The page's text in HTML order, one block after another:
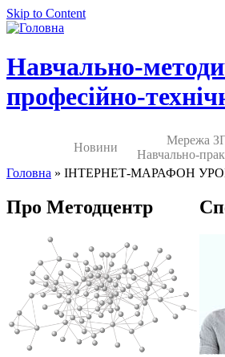
Skip to Content
Навчально-
професійно-
Новини
Мережа
Навчально-
Головна » ІНТЕРНЕТ-МАРАФОН
Про Методцентр